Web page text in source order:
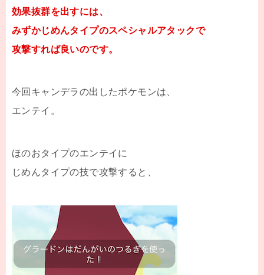
効果抜群を出すには、
みずかじめんタイプのスペシャルアタックで
攻撃すれば良いのです。
今回キャンデラの出したポケモンは、
エンテイ。
ほのおタイプのエンテイに
じめんタイプの技で攻撃すると、